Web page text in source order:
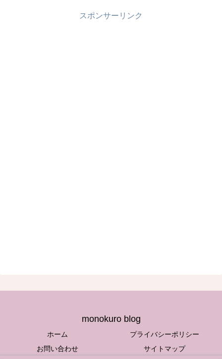
スポンサーリンク
monokuro blog
ホーム
プライバシーポリシー
お問い合わせ
サイトマップ